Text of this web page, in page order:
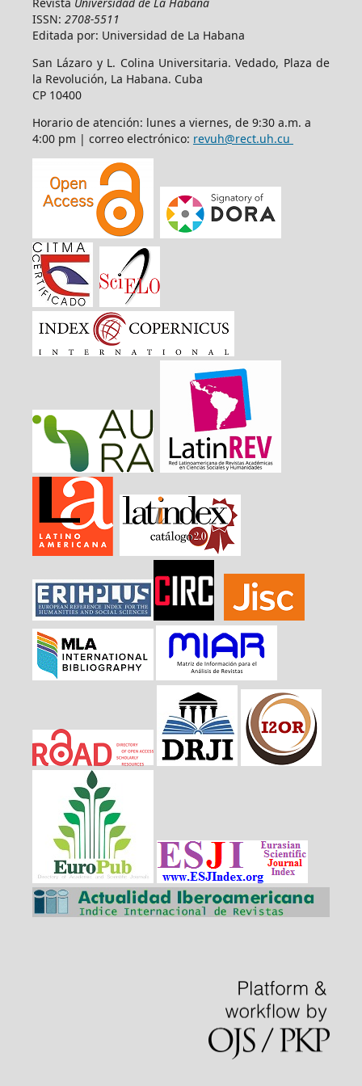
ISSN: 2708-5511
Editada por: Universidad de La Habana
San Lázaro y L. Colina Universitaria. Vedado, Plaza de
la Revolución, La Habana. Cuba
CP 10400
Horario de atención: lunes a viernes, de 9:30 a.m. a
4:00 pm | correo electrónico: revuh@rect.uh.cu